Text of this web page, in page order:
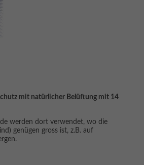
mit natürlicher Belüftung mit 14
werden dort verwendet, wo die
genügen gross ist, z.B. auf